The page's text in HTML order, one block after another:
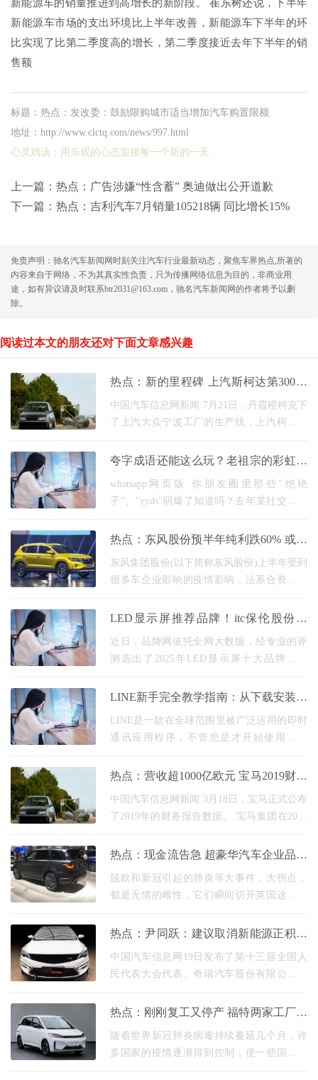
新能源车的销量推进到高增长的新阶段。 崔东树还说，下半年
新能源车市场的支出环境比上半年改善，新能源车下半年的环
比实现了比第二季度高的增长，第二季度接近去年下半年的销
售额
标题：热点：发改委：鼓励限购城市适当增加汽车购置限额
地址：http://www.clctq.com/news/997.html
心灵鸡汤： 用乐观的心态迎接每一个新的一天
上一篇： 热点：广告涉嫌“性含蓄” 奥迪做出公开道歉
下一篇： 热点：吉利汽车7月销量105218辆 同比增长15%
免责声明：驰名汽车新闻网时刻关注汽车行业最新动态，聚焦车界热点,所著的
内容来自于网络，不为其真实性负责，只为传播网络信息为目的，非商业用
途，如有异议请及时联系btr2031@163.com，驰名汽车新闻网的作者将予以删
除。
阅读过本文的朋友还对下面文章感兴趣
热点：新的里程碑 上汽斯柯达第300万
辆汽车下线
中国汽车信息网新闻 7月21日，丹霞橙柯克下
了上汽大众宁波工厂的生产线，上汽柯达迎
线车型，柯达是柯达suv战术的重要车型，将
夸字成语还能这么玩？老祖宗的彩虹屁
秘笈
whatsapp网页版 你朋友圈里那些"绝绝
子"、"yyds"弱爆了知道吗？去年某社交平台
比普通文案高出63%。这些沉睡在成语词典里
热点：东风股份预半年纯利跌60% 或受
法系拖累
东风集团股份(以下简称东风股份)上半年受到
很多车企业影响的疫情影响，法系合资企业
背负着这些沉重的负担，8月24日，东风股票
LED显示屏推荐品牌！itc保伦股份荣
获“2025年LED显示屏十大品牌”行业重
量级荣
近日，品牌网依托全网大数据，经专业的评
测选出了2025年LED显示屏十大品牌排行
称“itc保伦股份”）凭借在LED显示屏领域的深
LINE新手完全教学指南：从下载安装到
添加好友，快速上手沟通无碍
LINE是一款在全球范围里被广泛运用的即时
通讯应用程序，不管您是才开始使用的新
下载官网 ，掌握基础操作以及一些小窍门都
热点：营收超1000亿欧元 宝马2019财年
创历史新高
中国汽车信息网新闻 3月18日，宝马正式公布
了2019年的财务报告数据。 宝马集团在2019
入为1042.1亿欧元，增长7.6%。 ； 税前利润
热点：现金流告急 超豪华汽车企业品牌
陷入新困局
脱欧和新冠引起的肺炎等大事件，大拐点，
都是无情的雌性，它们瞬间切开英国这个巨
的复杂情节。 超豪华汽车企业品牌们现在面
热点：尹同跃：建议取消新能源正积分
结转限制
中国汽车信息网19日发布了第十三届全国人
民代表大会代表、奇瑞汽车股份有限公司党
汽车积分结转、商用车积分管理、新能源汽
热点：刚刚复工又停产 福特两家工厂员
工确诊新冠
随着世界新冠肺炎病毒持续蔓延几个月，许
多国家的疫情逐渐得到控制，使一些国家和